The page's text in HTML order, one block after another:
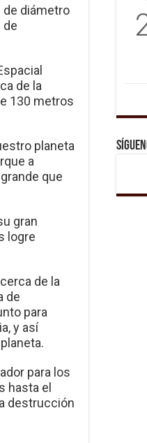
de diámetro
de
de la
130 metros
planeta
a
que
gran
logre
de la
de
para
y así
para los
hasta el
destrucción